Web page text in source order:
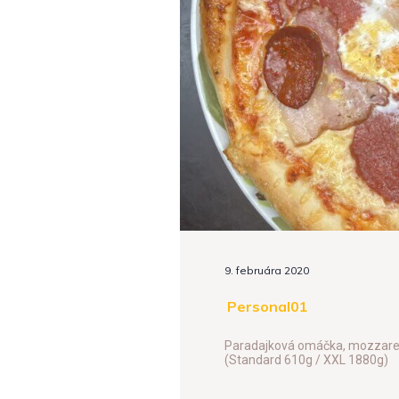
9. februára 2020
Personal01
Paradajková omáčka,
(Standard 610g / XXL 1880g)